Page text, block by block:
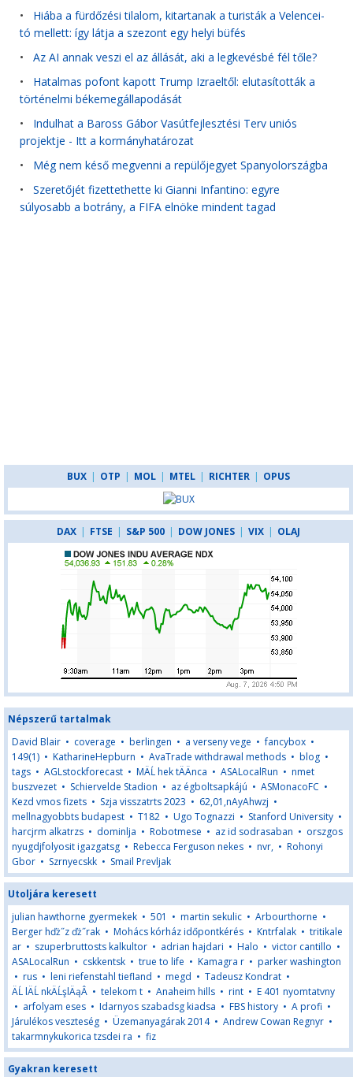
• Hiába a fürdőzési tilalom, kitartanak a turisták a Velencei-
tó mellett: így látja a szezont egy helyi büfés
• Az AI annak veszi el az állását, aki a legkevésbé fél tőle?
• Hatalmas pofont kapott Trump Izraeltől: elutasították a
történelmi békemegállapodását
• Indulhat a Baross Gábor Vasútfejlesztési Terv uniós
projektje - Itt a kormányhatározat
• Még nem késő megvenni a repülőjegyet Spanyolországba
• Szeretőjét fizettethette ki Gianni Infantino: egyre
súlyosabb a botrány, a FIFA elnöke mindent tagad
BUX | OTP | MOL | MTEL | RICHTER | OPUS
DAX | FTSE | S&P 500 | DOW JONES | VIX | OLAJ
Népszerű tartalmak
David Blair • coverage • berlingen • a verseny vege •fancybox •
149(1) • KatharineHepburn • AvaTrade withdrawal methods • blog •
tags • AGLstockforecast • MÄĹ hek tÄÄnca • ASALocalRun • nmet
buszvezet • Schiervelde Stadion • az égboltsapkájú • ASMonacoFC •
Kezd vmos fizets • Szja visszatrts 2023 • 62,01,nAyAhwzj •
mellnagyobbts budapest • T182 • Ugo Tognazzi • Stanford University •
harcjrm alkatrzs • dominlja • Robotmese • az id sodrasaban • orszgos
nyugdjfolyosit igazgatsg • Rebecca Ferguson nekes • nvr, • Rohonyi
Gbor • Szrnyecskk • Smail Prevljak
Utoljára keresett
julian hawthorne gyermekek • 501 • martin sekulic • Arbourthorne •
Berger hďż˝z ďż˝rak • Mohács kórház időpontkérés • Kntrfalak • tritikale
ar • szuperbruttosts kalkultor • adrian hajdari • Halo • victor cantillo •
ASALocalRun • cskkentsk • true to life • Kamagra r • parker washington
• rus • leni riefenstahl tiefland • megd • Tadeusz Kondrat •
ÄĹ lÄĹ nkÄĹşlÄąÂ • telekom t • Anaheim hills • rint • E 401 nyomtatvny
• arfolyam eses • Idarnyos szabadsg kiadsa • FBS history • A profi •
Járulékos veszteség • Üzemanyagárak 2014• Andrew Cowan Regnyr •
takarmnykukorica tzsdei ra • fiz
Gyakran keresett